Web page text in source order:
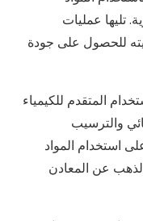
تليها عمليات
للحصول على جودة
المتقدم للكيمياء
والترسيب
استخدام المواد
الذهب عن المعادن